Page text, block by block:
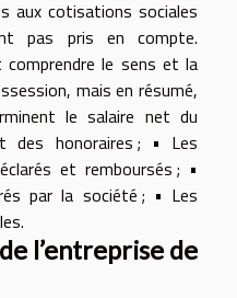
aux cotisations sociales
pas pris en compte.
comprendre le sens et la
mais en résumé,
le salaire net du
honoraires ; • Les
et remboursés ; •
par la société ; • Les
l’entreprise de